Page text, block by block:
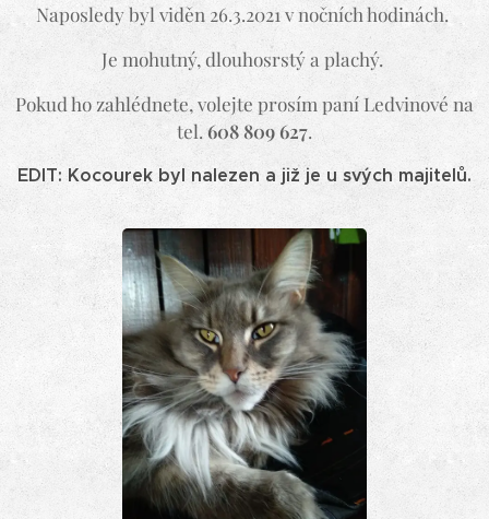
Naposledy byl viděn 26.3.2021 v nočních hodinách.
Je mohutný, dlouhosrstý a plachý.
Pokud ho zahlédnete, volejte prosím paní Ledvinové na
tel. 608 809 627.
EDIT: Kocourek byl nalezen a již je u svých majitelů.